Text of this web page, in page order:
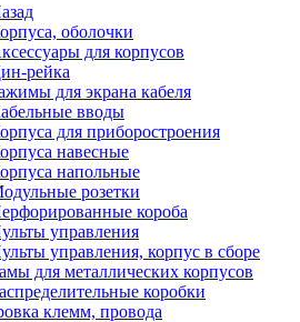
оболочки
для корпусов
рейка
для экрана кабеля
вводы
для приборостроения
навесные
напольные
розетки
короба
управления
управления, корпус в сборе
для металлических корпусов
коробки
клемм, провода